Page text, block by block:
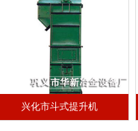
兴化市斗式提升机